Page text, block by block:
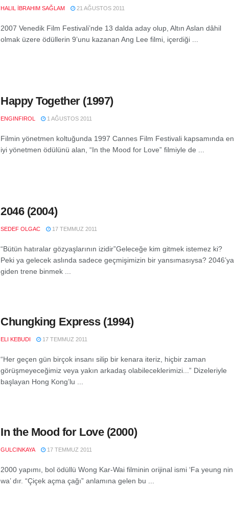
HALIL İBRAHIM SAĞLAM 21 AĞUSTOS 2011
2007 Venedik Film Festivali’nde 13 dalda aday olup, Altın Aslan dâhil
olmak üzere ödüllerin 9’unu kazanan Ang Lee filmi, içerdiği ...
Happy Together (1997)
ENGINFIROL 1 AĞUSTOS 2011
Filmin yönetmen koltuğunda 1997 Cannes Film Festivali kapsamında en
iyi yönetmen ödülünü alan, “In the Mood for Love” filmiyle de ...
2046 (2004)
SEDEF OLGAC 17 TEMMUZ 2011
“Bütün hatıralar gözyaşlarının izidir”Geleceğe kim gitmek istemez ki?
Peki ya gelecek aslında sadece geçmişimizin bir yansımasıysa? 2046’ya
giden trene binmek ...
Chungking Express (1994)
ELI KEBUDI 17 TEMMUZ 2011
“Her geçen gün birçok insanı silip bir kenara iteriz, hiçbir zaman
görüşmeyeceğimiz veya yakın arkadaş olabileceklerimizi...” Dizeleriyle
başlayan Hong Kong’lu ...
In the Mood for Love (2000)
GULCINKAYA 17 TEMMUZ 2011
2000 yapımı, bol ödüllü Wong Kar-Wai filminin orijinal ismi ‘Fa yeung nin
wa’ dır. “Çiçek açma çağı” anlamına gelen bu ...